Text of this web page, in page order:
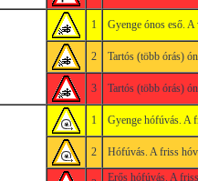
1 Gyenge ónos eső.
2 Tartós (több órás)
3 Tartós (több órás)
1 Gyenge hófúvás. A
2 Hófúvás. A friss
Erős hófúvás. A